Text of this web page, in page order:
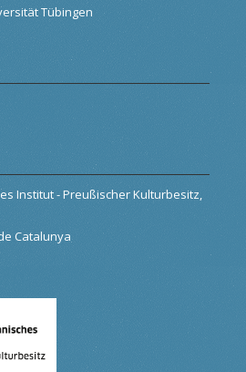
Tübingen
Institut - Preußischer Kulturbesitz,
Catalunya